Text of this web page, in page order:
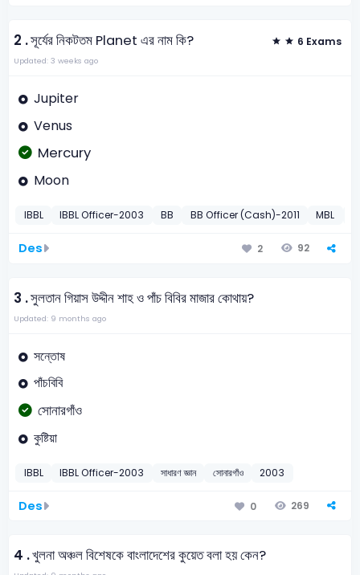
2 .সূর্যের নিকটতম Planet এর নাম কি? 6 Exams
Updated: 3 weeks ago
Jupiter
Venus
Mercury
Moon
IBBL IBBL Officer-2003 BB BB Officer (Cash)-2011 MBL
Des 2 92
3 .সুলতান গিয়াস উদ্দীন শাহ ও পাঁচ বিবির মাজার কোথায়?
Updated: 9 months ago
সন্তোষ
পাঁচবিবি
সোনারগাঁও
কুষ্টিয়া
IBBL IBBL Officer-2003 সাধারণ জ্ঞান সোনারগাঁও 2003
Des 0 269
4 .খুলনা অঞ্চল বিশেষকে বাংলাদেশের কুয়েত বলা হয় কেন?